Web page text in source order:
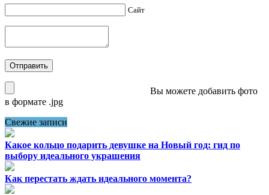
Сайт
Вы можете добавить фото
в формате .jpg
Свежие записи
Какое кольцо подарить девушке на Новый год: гид по
выбору идеального украшения
Как перестать ждать идеального момента?